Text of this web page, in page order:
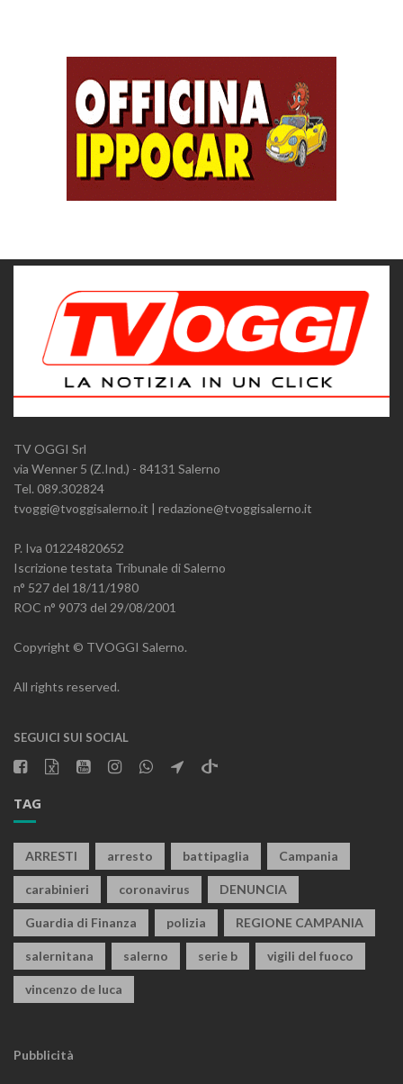
TV OGGI Srl
via Wenner 5 (Z.Ind.) - 84131 Salerno
Tel. 089.302824
tvoggi@tvoggisalerno.it | redazione@tvoggisalerno.it
P. Iva 01224820652
Iscrizione testata Tribunale di Salerno
n° 527 del 18/11/1980
ROC n° 9073 del 29/08/2001
Copyright © TVOGGI Salerno.
All rights reserved.
SEGUICI SUI SOCIAL
TAG
ARRESTI arresto battipaglia Campania
carabinieri coronavirus DENUNCIA
Guardia di Finanza polizia REGIONE CAMPANIA
salernitana salerno serie b vigili del fuoco
vincenzo de luca
Pubblicità